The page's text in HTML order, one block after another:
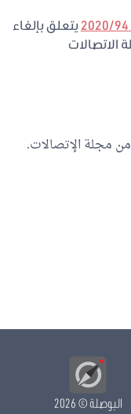
يتعلق بإلغاء
البوصلة© 2026